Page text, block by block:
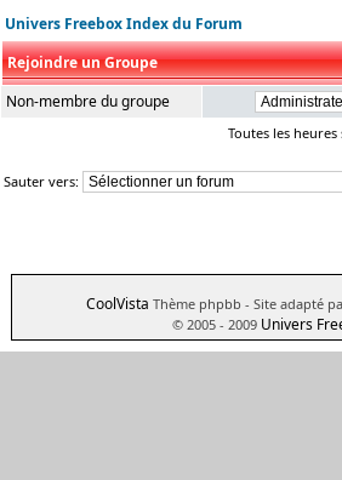
Univers Freebox Index du Forum
Rejoindre un Groupe
Non-membre du groupe
Toutes les
Sauter vers:
CoolVista Thème phpbb - Site adapté
© 2005 - 2009 Univers